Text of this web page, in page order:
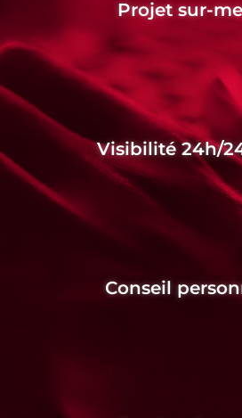
Projet sur-
Visibilité 24h/
Conseil